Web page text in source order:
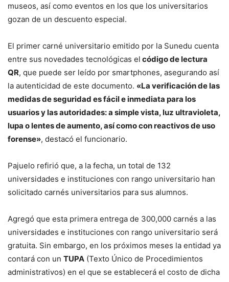
museos, así como eventos en los que los universitarios
gozan de un descuento especial.
El primer carné universitario emitido por la Sunedu cuenta
entre sus novedades tecnológicas el código de lectura
QR, que puede ser leído por smartphones, asegurando así
la autenticidad de este documento. «La verificación de las
medidas de seguridad es fácil e inmediata para los
usuarios y las autoridades: a simple vista, luz ultravioleta,
lupa o lentes de aumento, así como con reactivos de uso
forense», destacó el funcionario.
Pajuelo refirió que, a la fecha, un total de 132
universidades e instituciones con rango universitario han
solicitado carnés universitarios para sus alumnos.
Agregó que esta primera entrega de 300,000 carnés a las
universidades e instituciones con rango universitario será
gratuita. Sin embargo, en los próximos meses la entidad ya
contará con un TUPA (Texto Único de Procedimientos
administrativos) en el que se establecerá el costo de dicha